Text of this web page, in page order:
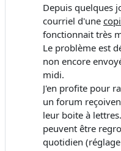
Depuis quelques
courriel d'une
fonctionnait très
Le problème est
non encore
midi.
J'en profite pour
un forum
leur boite à
peuvent être
quotidien